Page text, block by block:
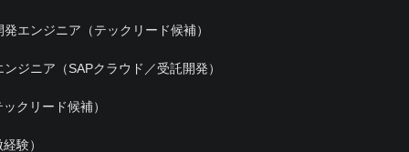
エンジニア（テックリード候補）
ジニア（SAPクラウド／受託開発）
クリード候補）
験）